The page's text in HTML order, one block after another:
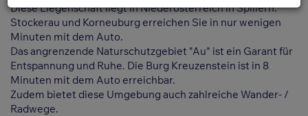
Diese Liegenschaft liegt in Niederösterreich in Spillern.
Stockerau und Korneuburg erreichen Sie in nur wenigen
Minuten mit dem Auto.
Das angrenzende Naturschutzgebiet "Au" ist ein Garant für
Entspannung und Ruhe. Die Burg Kreuzenstein ist in 8
Minuten mit dem Auto erreichbar.
Zudem bietet diese Umgebung auch zahlreiche Wander- /
Radwege.